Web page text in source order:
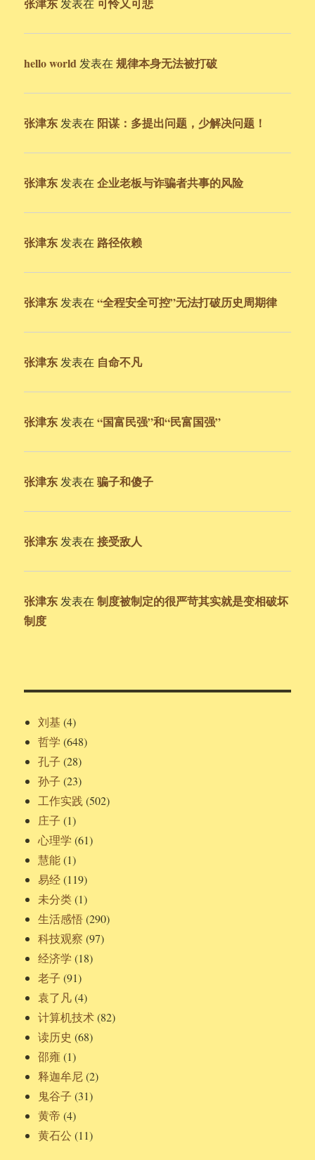
hello world 发表在规律本身无法被打破
张津东 发表在 阳谋：多提出问题，少解决问题！
张津东 发表在企业老板与诈骗者共事的风险
张津东 发表在 路径依赖
张津东 发表在“全程安全可控”无法打破历史周期律
张津东 发表在 自命不凡
张津东 发表在“国富民强”和“民富国强”
张津东 发表在骗子和傻子
张津东 发表在接受敌人
张津东 发表在制度被制定的很严苛其实就是变相破坏
制度
刘基 (4)
哲学 (648)
孔子 (28)
孙子 (23)
工作实践 (502)
庄子 (1)
心理学 (61)
慧能(1)
易经(119)
未分类(1)
生活感悟(290)
科技观察 (97)
经济学 (18)
老子 (91)
袁了凡(4)
计算机技术(82)
读历史 (68)
邵雍 (1)
释迦牟尼(2)
鬼谷子 (31)
黄帝 (4)
黄石公 (11)